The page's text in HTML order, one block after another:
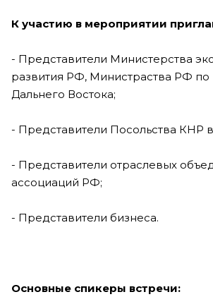
К участию в мероприятии
- Представители Министерства
развития РФ, Министраства РФ по
Дальнего Востока;
- Представители Посольства КНР
- Представители отраслевых
ассоциаций РФ;
- Представители бизнеса.
Основные спикеры встречи: